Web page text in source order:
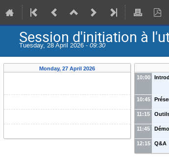
Session d'initiation à
Tuesday, 28 April 2026 - 09:30
Monday, 27 April 2026
10:00
10:45
11:15
11:45
12:15 Q&A